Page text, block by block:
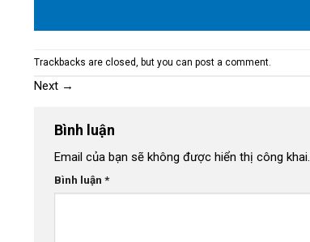
Trackbacks are closed, but you can post a comment
Next →
Bình luận
Email của bạn sẽ không được hiển thị công khai.
Bình luận *